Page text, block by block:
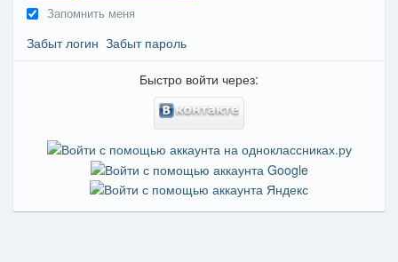
Запомнить меня
Забыт логин Забыт пароль
Быстро войти через: